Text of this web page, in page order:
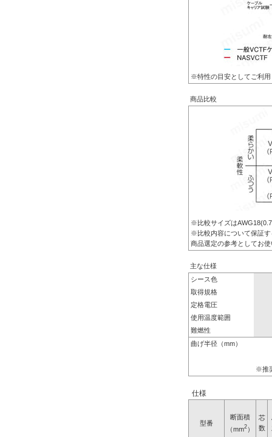
※特性の目安としてご利用
商品比較
※比較サイズは
※比較内容について保証
商品選定の参考としてお
主な仕様
シース色
取得規格
定格電圧
使用温度範囲
難燃性
曲げ半径（mm）
※推
仕様
型番
断面積
（mm2 ）
芯
数